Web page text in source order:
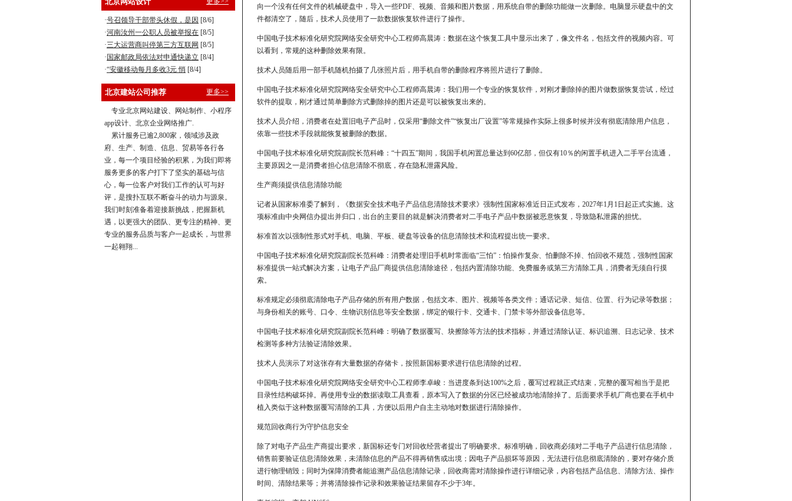
·号召领导干部带头休假，是因 [8/6]
·河南汝州一公职人员被举报在 [8/5]
·三大运营商叫停第三方互联网 [8/5]
· 国家邮政局依法对申通快递立 [8/4]
·“安徽移动每月多收3元 悄 [8/4]
北京建站公司推荐 更多>>
专业北京网站建设、网站制作、小程序
app设计、北京企业网络推广.
累计服务已逾2,800家，领域涉及政
府、生产、制造、信息、贸易等各行各
业，每一个项目经验的积累，为我们即将
服务更多的客户打下了坚实的基础与信
心，每一位客户对我们工作的认可与好
评，是搜扑互联不断奋斗的动力与源泉。
我们时刻准备着迎接新挑战，把握新机
遇，以更强大的团队、更专注的精神、更
专业的服务品质与客户一起成长，与世界
一起翱翔...
向一个没有任何文件的机械硬盘中，导入一些PDF、视频、音频和图片数据，用系统自带的删除功能做一次删除。电脑显示硬盘中的文
件都清空了，随后，技术人员使用了一款数据恢复软件进行了操作。
中国电子技术标准化研究院网络安全研究中心工程师高晨涛：数据在这个恢复工具中显示出来了，像文件名，包括文件的视频内容。可
以看到，常规的这种删除效果有限。
技术人员随后用一部手机随机拍摄了几张照片后，用手机自带的删除程序将照片进行了删除。
中国电子技术标准化研究院网络安全研究中心工程师高晨涛：我们用一个专业的恢复软件，对刚才删除掉的图片做数据恢复尝试，经过
软件的提取，刚才通过简单删除方式删除掉的图片还是可以被恢复出来的。
技术人员介绍，消费者在处置旧电子产品时，仅采用“删除文件”“恢复出厂设置”等常规操作实际上很多时候并没有彻底清除用户信息，
依靠一些技术手段就能恢复被删除的数据。
中国电子技术标准化研究院副院长范科峰：“十四五”期间，我国手机闲置总量达到60亿部，但仅有10％的闲置手机进入二手平台流通，
主要原因之一是消费者担心信息清除不彻底，存在隐私泄露风险。
生产商须提供信息清除功能
记者从国家标准委了解到，《数据安全技术电子产品信息清除技术要求》强制性国家标准近日正式发布，2027年1月1日起正式实施。这
项标准由中央网信办提出并归口，出台的主要目的就是解决消费者对二手电子产品中数据被恶意恢复，导致隐私泄露的担忧。
标准首次以强制性形式对手机、电脑、平板、硬盘等设备的信息清除技术和流程提出统一要求。
中国电子技术标准化研究院副院长范科峰：消费者处理旧手机时常面临“三怕”：怕操作复杂、怕删除不掉、怕回收不规范，强制性国家
标准提供一站式解决方案，让电子产品厂商提供信息清除途径，包括内置清除功能、免费服务或第三方清除工具，消费者无须自行摸
索。
标准规定必须彻底清除电子产品存储的所有用户数据，包括文本、图片、视频等各类文件；通话记录、短信、位置、行为记录等数据；
与身份相关的账号、口令、生物识别信息等安全数据，绑定的银行卡、交通卡、门禁卡等外部设备信息等。
中国电子技术标准化研究院副院长范科峰：明确了数据覆写、块擦除等方法的技术指标，并通过清除认证、标识追溯、日志记录、技术
检测等多种方法验证清除效果。
技术人员演示了对这张存有大量数据的存储卡，按照新国标要求进行信息清除的过程。
中国电子技术标准化研究院网络安全研究中心工程师李卓峻：当进度条到达100%之后，覆写过程就正式结束，完整的覆写相当于是把
目录性结构破坏掉。再使用专业的数据读取工具查看，原本写入了数据的分区已经被成功地清除掉了。后面要求手机厂商也要在手机中
植入类似于这种数据覆写清除的工具，方便以后用户自主主动地对数据进行清除操作。
规范回收商行为守护信息安全
除了对电子产品生产商提出要求，新国标还专门对回收经营者提出了明确要求。标准明确，回收商必须对二手电子产品进行信息清除，
销售前要验证信息清除效果，未清除信息的产品不得再销售或出境；因电子产品损坏等原因，无法进行信息彻底清除的，要对存储介质
进行物理销毁；同时为保障消费者能追溯产品信息清除记录，回收商需对清除操作进行详细记录，内容包括产品信息、清除方法、操作
时间、清除结果等；并将清除操作记录和效果验证结果留存不少于3年。